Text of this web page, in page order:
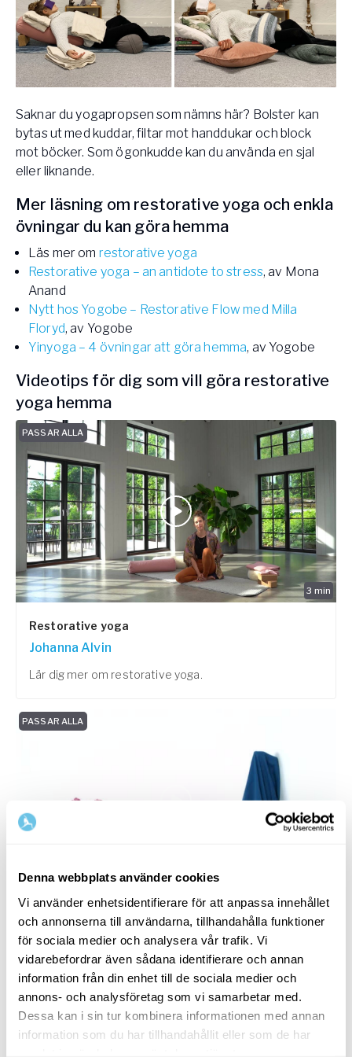
Denna webbplats använder cookies
Vi använder enhetsidentifierare för att anpassa innehållet
och annonserna till användarna, tillhandahålla funktioner
för sociala medier och analysera vår trafik. Vi
vidarebefordrar även sådana identifierare och annan
information från din enhet till de sociala medier och
annons- och analysföretag som vi samarbetar med.
Dessa kan i sin tur kombinera informationen med annan
information som du har tillhandahållit eller som de har
Saknar du yogapropsen som nämns här? Bolster kan
bytas ut med kuddar, filtar mot handdukar och block
mot böcker. Som ögonkudde kan du använda en sjal
eller liknande.
Mer läsning om restorative yoga och enkla
övningar du kan göra hemma
Läs mer om restorative yoga
Restorative yoga – an antidote to stress, av Mona
Anand
Nytt hos Yogobe – Restorative Flow med Milla
Floryd, av Yogobe
Yinyoga – 4 övningar att göra hemma, av Yogobe
Videotips för dig som vill göra restorative
yoga hemma
3 min
PASSAR ALLA
Restorative yoga
Johanna Alvin
Lär dig mer om restorative yoga.
PASSAR ALLA
Restorative benen upp mot väggen
Restorative yoga med Ulrica Norberg
En återhämtande och energigivande position som
hjälper dig hitta in i djup vila – viparita karani.